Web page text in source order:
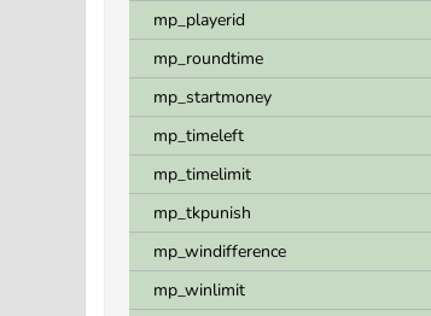
mp_playerid
mp_roundtime
mp_startmoney
mp_timeleft
mp_timelimit
mp_tkpunish
mp_windifference
mp_winlimit